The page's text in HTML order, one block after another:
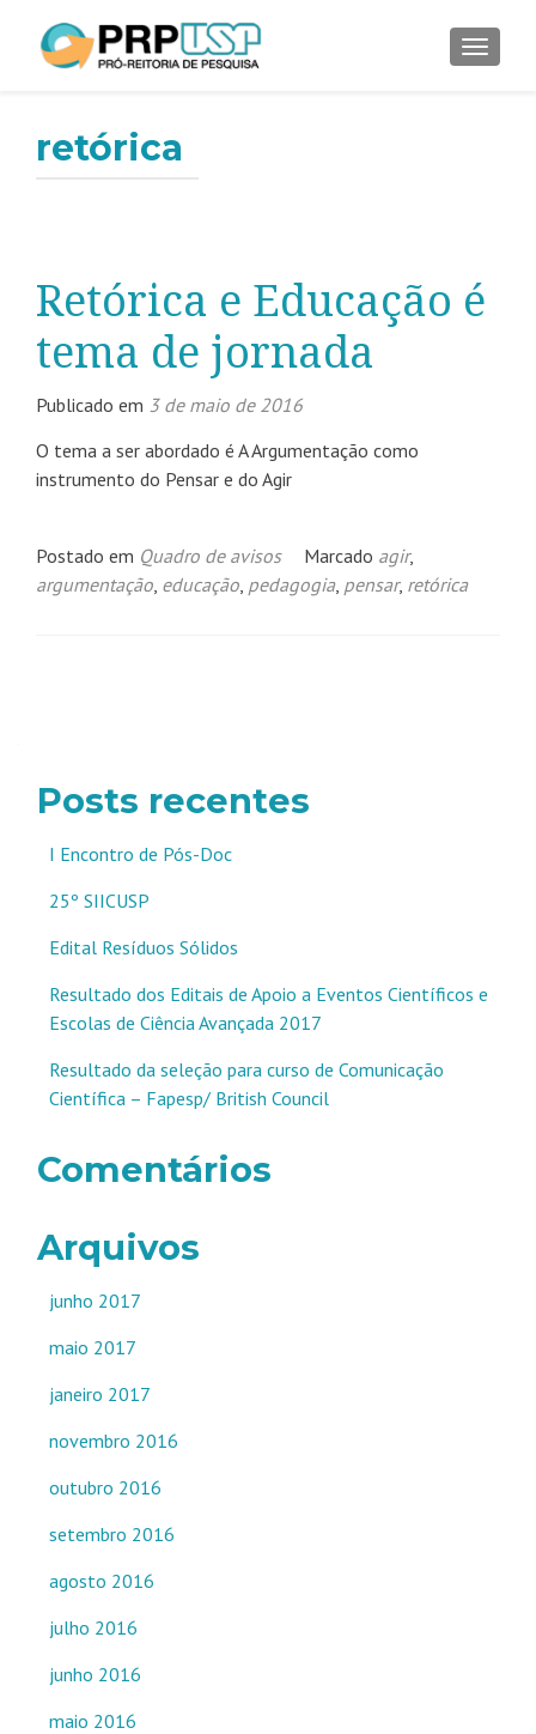
retórica
Retórica e Educação é
tema de jornada
Publicado em 3 de maio de 2016
O tema a ser abordado é A Argumentação como
instrumento do Pensar e do Agir
Postado em Quadro de avisos Marcado agir,
argumentação, educação, pedagogia, pensar, retórica
Posts recentes
I Encontro de Pós-Doc
25º SIICUSP
Edital Resíduos Sólidos
Resultado dos Editais de Apoio a Eventos Científicos e
Escolas de Ciência Avançada 2017
Resultado da seleção para curso de Comunicação
Científica – Fapesp/ British Council
Comentários
Arquivos
junho 2017
maio 2017
janeiro 2017
novembro 2016
outubro 2016
setembro 2016
agosto 2016
julho 2016
junho 2016
maio 2016